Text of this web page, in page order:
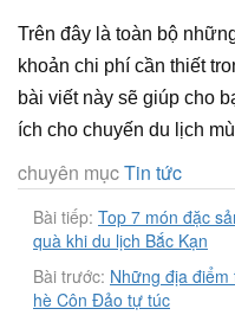
Trên đây là toàn bộ
khoản chi phí cần thiết
bài viết này sẽ giúp cho
ích cho chuyến du lịch
chuyên mụcTin tức
Bài tiếp: Top 7 món đặc
quà khi du lịch Bắc Kạn
Bài trước: Những địa
hè Côn Đảo tự túc